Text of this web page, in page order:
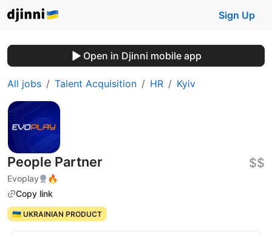
Sign Up
Open in Djinni mobile app
All jobs Talent Acquisition HR Kyiv
People Partner
Evoplay
🔥
Copy link
$$
🇺🇦 UKRAINIAN PRODUCT